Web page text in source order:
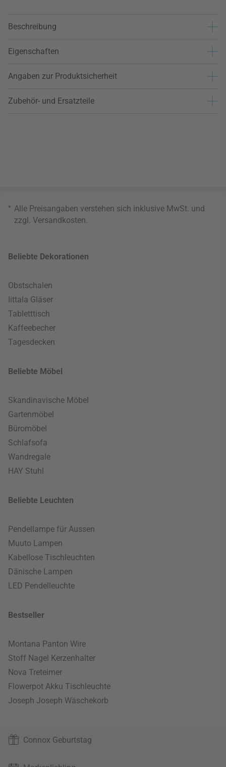
Beschreibung
Eigenschaften
Angaben zur Produktsicherheit
Zubehör- und Ersatzteile
* Alle Preisangaben verstehen sich inklusive MwSt. und
zzgl. Versandkosten
Beliebte Dekorationen
Obstschalen
Iittala Gläser
Tabletttisch
Kaffeebecher
Tagesdecken
Beliebte Möbel
Skandinavische Möbel
Gartenmöbel
Büromöbel
Schlafsofa
Wandregale
HAY Stuhl
Beliebte Leuchten
Pendellampe für Aussen
Muuto Lampen
Kabellose Tischleuchten
Dänische Lampen
LED Pendelleuchte
Bestseller
Montana Panton Wire
Stoff Nagel Kerzenhalter
Nova Treteimer
Flowerpot Akku Tischleuchte
Joseph Joseph Wäschekorb
Connox Geburtstag